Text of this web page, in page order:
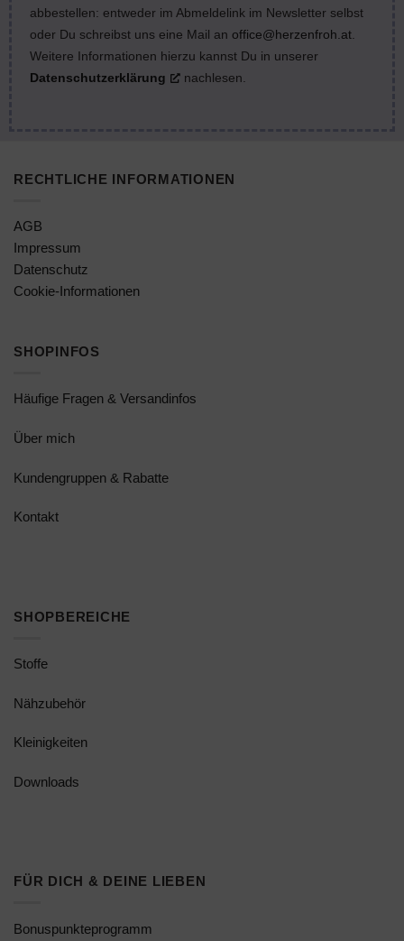
abbestellen: entweder im Abmeldelink im Newsletter selbst
oder Du schreibst uns eine Mail an office@herzenfroh.at
Weitere Informationen hierzu kannst Du in unserer
Datenschutzerklärung
nachlesen.
RECHTLICHE INFORMATIONEN
AGB
Impressum
Datenschutz
Cookie-Informationen
SHOPINFOS
Häufige Fragen & Versandinfos
Über mich
Kundengruppen & Rabatte
Kontakt
SHOPBEREICHE
Stoffe
Nähzubehör
Kleinigkeiten
Downloads
FÜR DICH & DEINE LIEBEN
Bonuspunkteprogramm